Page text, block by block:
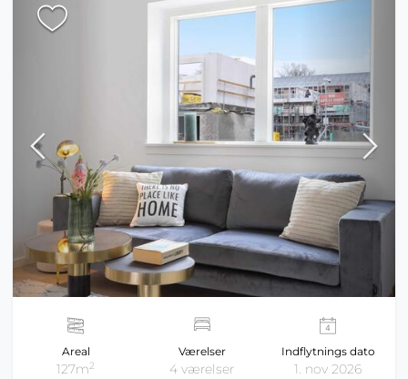
Areal
127m2
Værelser
4 værelser
Indflytnings dato
1. nov 2026